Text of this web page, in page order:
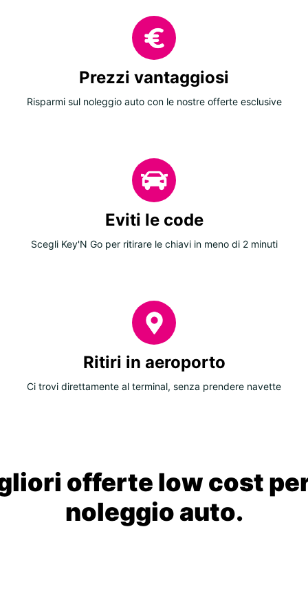
Prezzi vantaggiosi
Risparmi sul noleggio auto con le nostre offerte esclusive
Eviti le code
Scegli Key'N Go per ritirare le chiavi in meno di 2 minuti
Ritiri in aeroporto
Ci trovi direttamente al terminal, senza prendere navette
offerte low cost
noleggio auto.